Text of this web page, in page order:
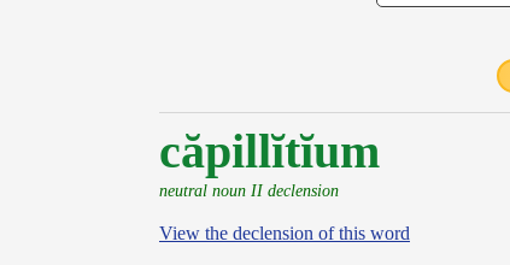
căpillĭtĭum
neutral noun II declension
View the declension of this word